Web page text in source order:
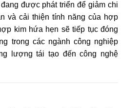
được phát triển để giảm chi
và cải thiện tính năng của hợp
kim hứa hẹn sẽ tiếp tục đóng
trong các ngành công nghiệp
lượng tái tạo đến công nghệ